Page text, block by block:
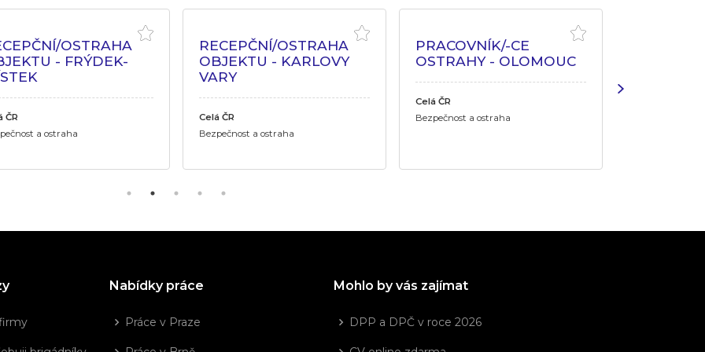
OSTRAHA
- FRÝDEK-
ČR
a ostraha
RECEPČNÍ/OSTRAHA
OBJEKTU - KARLOVY
VARY
Celá ČR
Bezpečnost a ostraha
PRACOVNÍK/-CE
OSTRAHY - OLOMOUC
Celá ČR
Bezpečnost a ostraha
Nabídky práce
Práce v Praze
Mohlo by vás zajímat
DPP a DPČ v roce 2026